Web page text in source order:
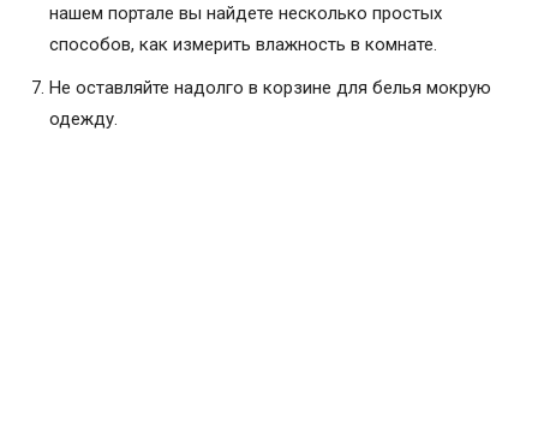
нашем портале вы найдете несколько простых
способов, как измерить влажность в комнате.
Не оставляйте надолго в корзине для белья мокрую
одежду.